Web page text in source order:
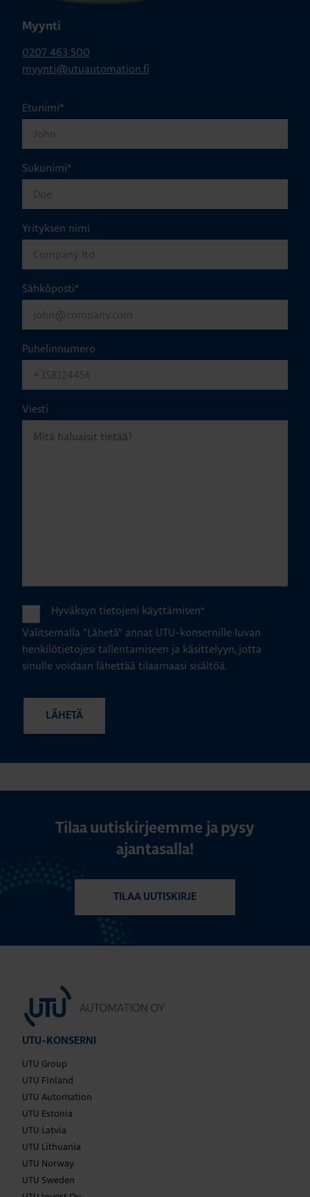
Myynti
0207 463 500
myynti@utuautomation.fi
Etunimi*
Sukunimi*
Yrityksen nimi
Sähköposti*
Puhelinnumero
Viesti
Hyväksyn tietojeni käyttämisen*
Valitsemalla "Lähetä" annat UTU-konsernille luvan
henkilötietojesi tallentamiseen ja käsittelyyn, jotta
sinulle voidaan lähettää tilaamaasi sisältöä.
Tilaa uutiskirjeemme ja pysy
ajantasalla!
TILAA UUTISKIRJE
UTU-KONSERNI
UTU Group
UTU Finland
UTU Automation
UTU Estonia
UTU Latvia
UTU Lithuania
UTU Norway
UTU Sweden